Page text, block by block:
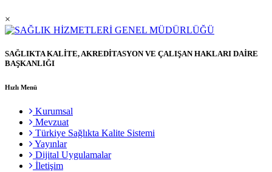
×
SAĞLIKTA KALİTE, AKREDİTASYON VE ÇALIŞAN HAKLARI DAİRE
BAŞKANLIĞI
Hızlı Menü
Kurumsal
Mevzuat
Türkiye Sağlıkta Kalite Sistemi
Yayınlar
Dijital Uygulamalar
İletişim